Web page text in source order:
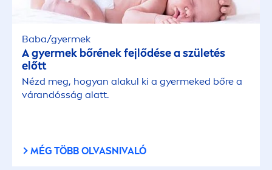
Baba/gyermek
A gyermek bőrének fejlődése a születés
előtt
Nézd meg, hogyan alakul ki a gyermeked bőre a
várandósság alatt.
MÉG TÖBB OLVASNIVALÓ